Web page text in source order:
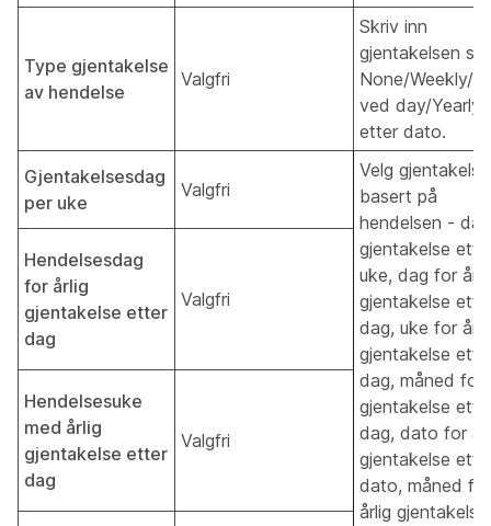
Type gjentakelse
av hendelse
Valgfri
Skriv inn
gjentakelsen
None/Weekly/
ved day/Yearly
etter dato.
Gjentakelsesdag
per uke
Valgfri
Velg gjentakelse
basert på
hendelsen -
gjentakelse
uke, dag for
gjentakelse
dag, uke for
gjentakelse
dag, måned for
gjentakelse
dag, dato for
gjentakelse
dato, måned for
årlig gjentakelse
Hendelsesdag
for årlig
gjentakelse etter
dag
Valgfri
Hendelsesuke
med årlig
gjentakelse etter
dag
Valgfri